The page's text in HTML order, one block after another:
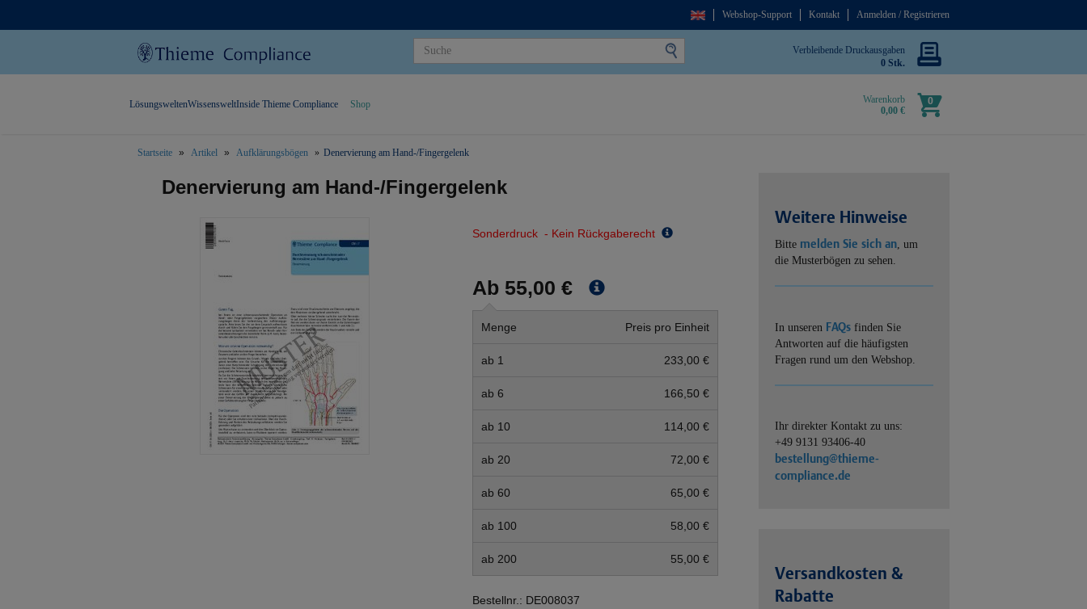
Webshop-Support Kontakt Anmelden / Registrieren
Verbleibende Druckausgaben
0 Stk.
Warenkorb
0,00 €
0
LösungsweltenWissensweltInside Thieme Compliance Shop
Startseite Artikel Aufklärungsbögen Denervierung am Hand-/Fingergelenk
Denervierung am Hand-/Fingergelenk
Sonderdruck - Kein Rückgaberecht
Ab 55,00 €
Menge Preis pro Einheit
ab 1 233,00 €
ab 6 166,50 €
ab 10 114,00 €
ab 20 72,00 €
ab 60 65,00 €
ab 100 58,00 €
ab 200 55,00 €
Bestellnr.: DE008037
Weitere Hinweise
Bitte melden Sie sich an, um
die Musterbögen zu sehen.
In unseren FAQs finden Sie
Antworten auf die häufigsten
Fragen rund um den Webshop.
Ihr direkter Kontakt zu uns:
+49 9131 93406-40
bestellung@thieme-
compliance.de
Versandkosten &
Rabatte